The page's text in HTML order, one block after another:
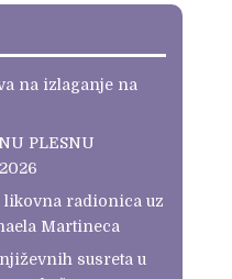
na izlaganje na
PLESNU
likovna radionica uz
Martineca
susreta u